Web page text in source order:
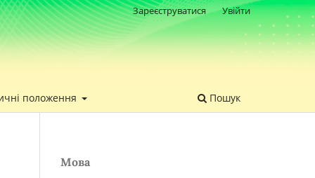
положення Пошук
Зареєструватися Увійти
Мова